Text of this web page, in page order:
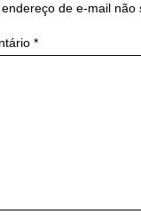
de e-mail não
*